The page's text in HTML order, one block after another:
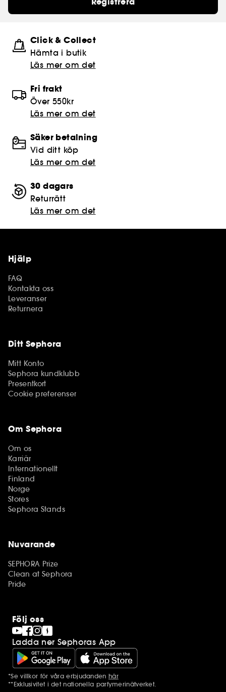
Click & Collect
Hämta i butik​
Läs mer om det
Fri frakt
Över 550kr
Läs mer om det
Säker betalning
Vid ditt köp
Läs mer om det
30 dagars
Returrätt
Läs mer om det
Hjälp
FAQ
Kontakta oss
Leveranser
Returnera
Ditt Sephora
Mitt Konto
Sephora kundklubb
Presentkort
Cookie preferenser
Om Sephora
Om os
Karriär
Internationellt
Finland
Norge
Stores
Sephora Stands
Nuvarande
SEPHORA Prize
Clean at Sephora
Pride
Följ oss
Ladda ner Sephoras App
Ytterligare information
*Se villkor för våra erbjudanden här
**Exklusivitet i det nationella parfymerinätverket.